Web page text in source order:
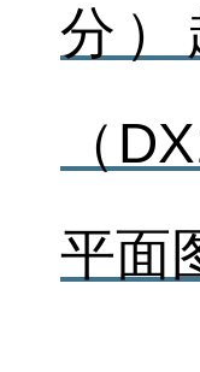
分
（
平面